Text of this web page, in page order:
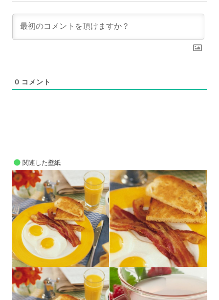
0 コメント
関連した壁紙